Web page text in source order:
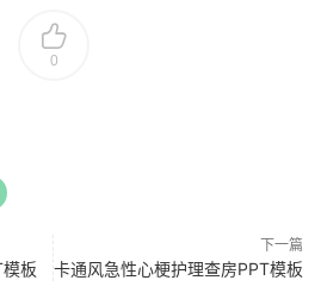
0
板
下一篇
卡通风急性心梗护理查房PPT模板